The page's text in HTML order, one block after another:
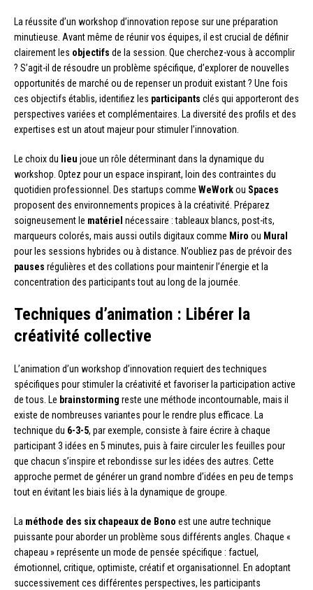
La réussite d’un workshop d’innovation repose sur une préparation
minutieuse. Avant même de réunir vos équipes, il est crucial de définir
clairement les objectifs de la session. Que cherchez-vous à accomplir
? S’agit-il de résoudre un problème spécifique, d’explorer de nouvelles
opportunités de marché ou de repenser un produit existant ? Une fois
ces objectifs établis, identifiez les participants clés qui apporteront des
perspectives variées et complémentaires. La diversité des profils et des
expertises est un atout majeur pour stimuler l’innovation.
Le choix du lieu joue un rôle déterminant dans la dynamique du
workshop. Optez pour un espace inspirant, loin des contraintes du
quotidien professionnel. Des startups comme WeWorkou Spaces
proposent des environnements propices à la créativité. Préparez
soigneusement le matériel nécessaire : tableaux blancs, post-its,
marqueurs colorés, mais aussi outils digitaux comme Miro ou Mural
pour les sessions hybrides ou à distance. N’oubliez pas de prévoir des
pauses régulières et des collations pour maintenir l’énergie et la
concentration des participants tout au long de la journée.
Techniques d’animation : Libérer la
créativité collective
L’animation d’un workshop d’innovation requiert des techniques
spécifiques pour stimuler la créativité et favoriser la participation active
de tous. Le brainstorming reste une méthode incontournable, mais il
existe de nombreuses variantes pour le rendre plus efficace. La
technique du 6-3-5, par exemple, consiste à faire écrire à chaque
participant 3 idées en 5 minutes, puis à faire circuler les feuilles pour
que chacun s’inspire et rebondisse sur les idées des autres. Cette
approche permet de générer un grand nombre d’idées en peu de temps
tout en évitant les biais liés à la dynamique de groupe.
La méthode des six chapeaux de Bono est une autre technique
puissante pour aborder un problème sous différents angles. Chaque «
chapeau » représente un mode de pensée spécifique : factuel,
émotionnel, critique, optimiste, créatif et organisationnel. En adoptant
successivement ces différentes perspectives, les participants